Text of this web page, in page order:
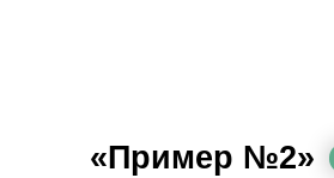
«Пример №2»